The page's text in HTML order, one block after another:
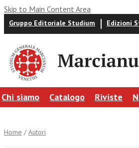
Skip to Main Content Area
Gruppo Editoriale Studium Edizioni
Chi siamo Catalogo Riviste
Home /Autori